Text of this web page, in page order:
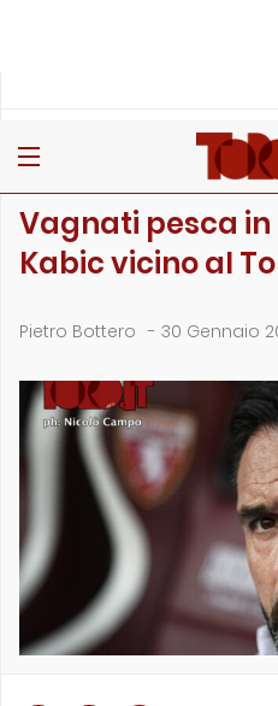
Vagnati pesca in
Kabic vicino al
Pietro Bottero - 30 Gennaio